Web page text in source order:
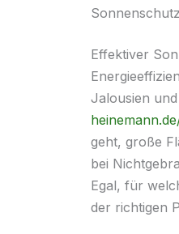
Effektiver
Jalousien
geht, große
bei
Egal, für
der richtigen